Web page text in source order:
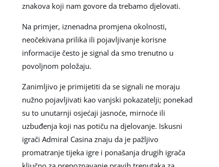
znakova koji nam govore da trebamo djelovati.
Na primjer, iznenadna promjena okolnosti,
neočekivana prilika ili pojavljivanje korisne
informacije često je signal da smo trenutno u
povoljnom položaju.
Zanimljivo je primijetiti da se signali ne moraju
nužno pojavljivati kao vanjski pokazatelji; ponekad
su to unutarnji osjećaji jasnoće, mirnoće ili
uzbuđenja koji nas potiču na djelovanje. Iskusni
igrači Admiral Casina znaju da je pažljivo
promatranje tijeka igre i ponašanja drugih igrača